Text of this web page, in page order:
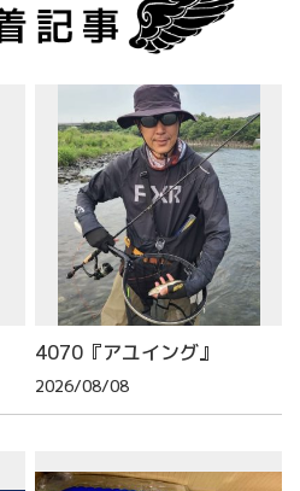
4070『アユイング』
2026/08/08